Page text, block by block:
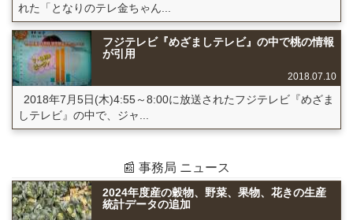
れた「となりのテレ金ちゃん...
フジテレビ『めざましテレビ』の中で桃の情報
が引用
2018.07.10
2018年7月5日(木)4:55～8:00に放送されたフジテレビ『めざま
しテレビ』の中で、ジャ...
📰 事務局 ニュース
2024年度産の穀物、野菜、果物、花きの生産
統計データの追加